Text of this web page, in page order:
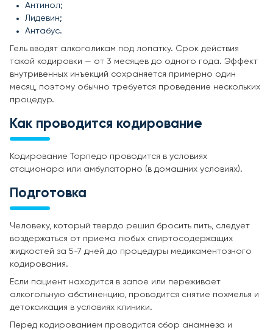
Антинол;
Лидевин;
Антабус.
Гель вводят алкоголикам под лопатку. Срок действия
такой кодировки — от 3 месяцев до одного года. Эффект
внутривенных инъекций сохраняется примерно один
месяц, поэтому обычно требуется проведение нескольких
процедур.
Как проводится кодирование
Кодирование Торпедо проводится в условиях
стационара или амбулаторно (в домашних условиях).
Подготовка
Человеку, который твердо решил бросить пить, следует
воздержаться от приема любых спиртосодержащих
жидкостей за 5-7 дней до процедуры медикаментозного
кодирования.
Если пациент находится в запое или переживает
алкогольную абстиненцию, проводится снятие похмелья и
детоксикация в условиях клиники.
Перед кодированием проводится сбор анамнеза и